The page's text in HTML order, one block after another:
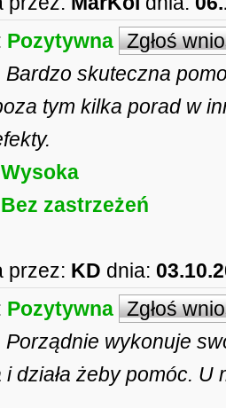
Pozytywna Zgłoś
Bardzo skuteczna
tym kilka porad w
Wysoka
Bez zastrzeżeń
przez: KD dnia:
Pozytywna Zgłoś
Porządnie wykonuje
działa żeby pomóc. U